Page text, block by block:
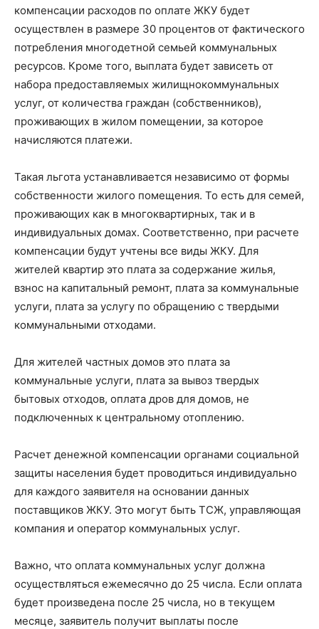
компенсации расходов по оплате ЖКУ будет
осуществлен в размере 30 процентов от фактического
потребления многодетной семьей коммунальных
ресурсов. Кроме того, выплата будет зависеть от
набора предоставляемых жилищно­коммунальных
услуг, от количества граждан (собственников),
проживающих в жилом помещении, за которое
начисляются платежи.
Такая льгота устанавливается независимо от формы
собственности жилого помещения. То есть для семей,
проживающих как в многоквартирных, так и в
индивидуальных домах. Соответственно, при расчете
компенсации будут учтены все виды ЖКУ. Для
жителей квартир это плата за содержание жилья,
взнос на капитальный ремонт, плата за коммунальные
услуги, плата за услугу по обращению с твердыми
коммунальными отходами.
Для жителей частных домов это плата за
коммунальные услуги, плата за вывоз твердых
бытовых отходов, оплата дров для домов, не
подключенных к центральному отоплению.
Расчет денежной компенсации органами социальной
защиты населения будет проводиться индивидуально
для каждого заявителя на основании данных
поставщиков ЖКУ. Это могут быть ТСЖ, управляющая
компания и оператор коммунальных услуг.
Важно, что оплата коммунальных услуг должна
осуществляться ежемесячно до 25 числа. Если оплата
будет произведена после 25 числа, но в текущем
месяце, заявитель получит выплаты после